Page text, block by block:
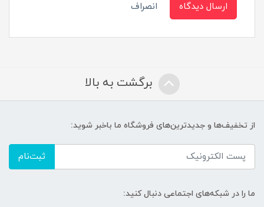
ارسال دیدگاه انصراف
برگشت به بالا
از تخفیف‌ها و جدیدترین‌های فروشگاه ما باخبر شوید:
ثبت‌نام
ما را در شبکه‌های اجتماعی دنبال کنید: